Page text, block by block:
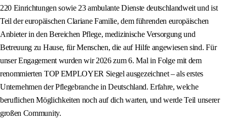
220 Einrichtungen sowie 23 ambulante Dienste deutschlandweit und ist
Teil der europäischen Clariane Familie, dem führenden europäischen
Anbieter in den Bereichen Pflege, medizinische Versorgung und
Betreuung zu Hause, für Menschen, die auf Hilfe angewiesen sind. Für
unser Engagement wurden wir 2026 zum 6. Mal in Folge mit dem
renommierten TOP EMPLOYER Siegel ausgezeichnet – als erstes
Unternehmen der Pflegebranche in Deutschland. Erfahre, welche
beruflichen Möglichkeiten noch auf dich warten, und werde Teil unserer
großen Community.